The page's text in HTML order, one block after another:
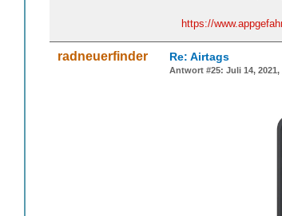
https://
radneuerfinder Re: Airtags
Antwort #25: Juli 14, 2021,